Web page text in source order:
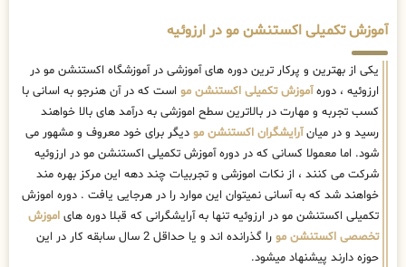
آموزش تکمیلی اکستنشن مو در ارزوئیه
یکی از بهترین و پرکار ترین دوره های آموزشی در آموزشگاه اکستنشن مو در
ارزوئیه ، دورهآموزش تکمیلی اکستنشن مو است که در آن هنرجو به اسانی با
کسب تجربه و مهارت در بالاترین سطح اموزشی به درآمد های بالا خواهند
رسید و در میانآرایشگران اکستنشن مو دیگر برای خود معروف و مشهور می
شود. اما معمولا کسانی که در دوره آموزش تکمیلی اکستنشن مو در ارزوئیه
شرکت می کنند ، از نکات اموزشی و تجربیات چند دهه این مرکز بهره مند
خواهند شد که به آسانی نمیتوان این موارد را در هرجایی یافت . دوره اموزش
تکمیلی اکستنشن مو در ارزوئیه تنها به آرایشگرانی که قبلا دوره های اموزش
تخصصی اکستنشن مو
را گذرانده اند و یا حداقل 2 سال سابقه کار در این
حوزه دارند پیشنهاد میشود.